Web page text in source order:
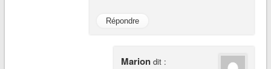
Répondre
Marion dit :